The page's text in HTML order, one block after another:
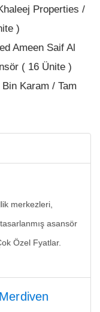
Properties /
)
Ameen Saif Al
( 16 Ünite )
Karam / Tam
merkezleri,
asansör
Özel Fyatlar.